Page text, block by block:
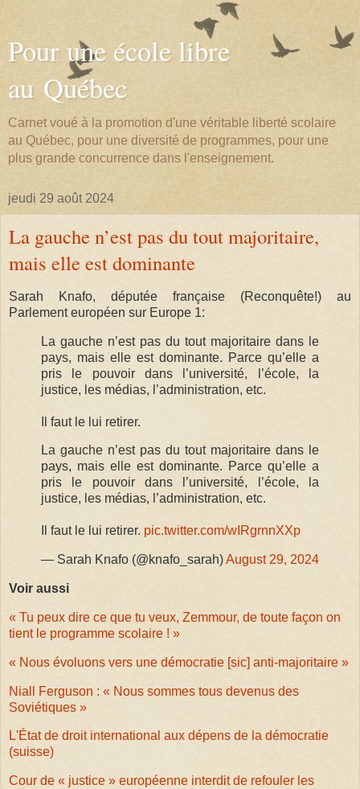
Pour une école libre
au Québec
Carnet voué à la promotion d'une véritable liberté scolaire
au Québec, pour une diversité de programmes, pour une
plus grande concurrence dans l'enseignement.
jeudi 29 août 2024
La gauche n’est pas du tout majoritaire,
mais elle est dominante
Sarah Knafo, députée française (Reconquête!) au
Parlement européen sur Europe 1:
La gauche n’est pas du tout majoritaire dans le
pays, mais elle est dominante. Parce qu’elle a
pris le pouvoir dans l’université, l’école, la
justice, les médias, l’administration, etc.
Il faut le lui retirer.
La gauche n’est pas du tout majoritaire dans le
pays, mais elle est dominante. Parce qu’elle a
pris le pouvoir dans l’université, l’école, la
justice, les médias, l’administration, etc.
Il faut le lui retirer. pic.twitter.com/wIRgrnnXXp
— Sarah Knafo (@knafo_sarah)August 29, 2024
Voir aussi
« Tu peux dire ce que tu veux, Zemmour, de toute façon on
tient le programme scolaire ! »
« Nous évoluons vers une démocratie [sic] anti-majoritaire »
Niall Ferguson : « Nous sommes tous devenus des
Soviétiques »
L'État de droit international aux dépens de la démocratie
(suisse)
Cour de « justice » européenne interdit de refouler les